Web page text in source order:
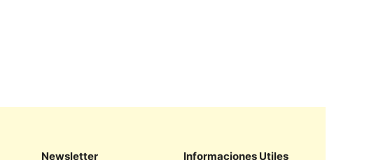
Newsletter Informaciones Utiles